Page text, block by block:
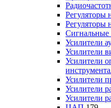
Регуляторы
Регуляторы
Сигнальные
Усилители
Усилители
Усилители
Усилители
Усилители
Усилители